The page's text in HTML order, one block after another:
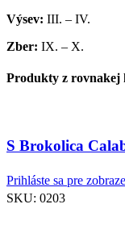
Výsev: III. – IV.
Zber: IX. – X.
Produkty z rovnakej
S Brokolica
Prihláste sa pre
SKU: 0203